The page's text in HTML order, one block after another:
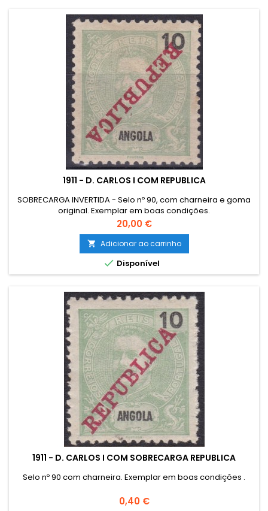
1911 - D. CARLOS I COM REPUBLICA
SOBRECARGA INVERTIDA - Selo nº 90, com charneira e goma
original. Exemplar em boas condições.
Preço
20,00 €
 Adicionar ao carrinho
 Disponível
1911 - D. CARLOS I COM SOBRECARGA REPUBLICA
Selo nº 90 com charneira. Exemplar em boas condições .
Preço
0,40 €